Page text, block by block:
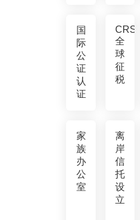
国
际
公
证
认
证
CRS
全
球
征
税
家
族
办
公
室
离
岸
信
托
设
立